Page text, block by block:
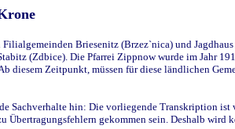
Briesenitz (Brzez`nica) und
(Zdbice). Die Pfarrei Zippnow wurde im Jahr
Zeitpunkt, müssen für diese ländlichen
Sachverhalte hin: Die vorliegende Transkription
gekommen sein. Deshalb wird